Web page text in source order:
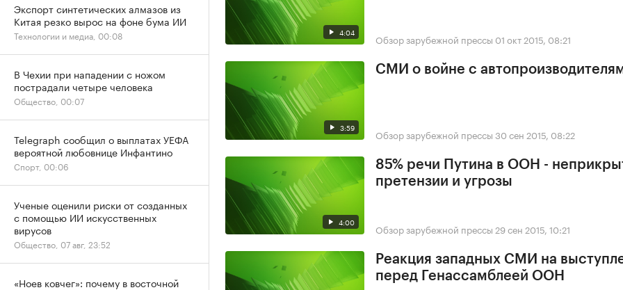
4:04 Обзор зарубежной прессы 01 окт 2015, 08:21
3:59
СМИ о войне с
Обзор зарубежной прессы 30 сен 2015, 08:22
4:00
85% речи Путина в ООН -
претензии и угрозы
Обзор зарубежной прессы 29 сен 2015, 10:21
Реакция западных СМИ на
перед Генассамблеей ООН
Экспорт синтетических алмазов из
Китая резко вырос на фоне бума ИИ
Технологии и медиа, 00:08
В Чехии при нападении с ножом
пострадали четыре человека
Общество, 00:07
Telegraph сообщил о выплатах УЕФА
вероятной любовнице Инфантино
Спорт, 00:06
Ученые оценили риски от созданных
с помощью ИИ искусственных
вирусов
Общество, 07 авг, 23:52
«Ноев ковчег»: почему в восточной